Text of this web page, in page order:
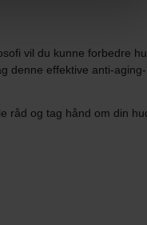
vil du kunne forbedre
denne effektive anti-
råd og tag hånd om din